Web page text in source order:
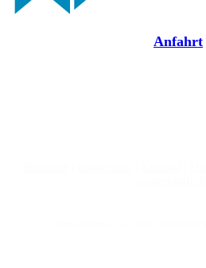
Anfahrt